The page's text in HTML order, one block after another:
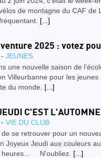
de montagne du CAF de
[...]
2025 : votez
JEUNES
une nouvelle saison de
Villeurbanne pour les
du monde. [...]
C'EST
VIE DU CLUB
se retrouver pour un
Joyeux Jeudi aux couleurs
heures... N'oubliez. [...]